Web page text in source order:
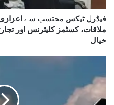
فیڈرل ٹیکس محتسب سے اعزازی
ملاقات، کسٹمز کلیئرنس اور
خیال